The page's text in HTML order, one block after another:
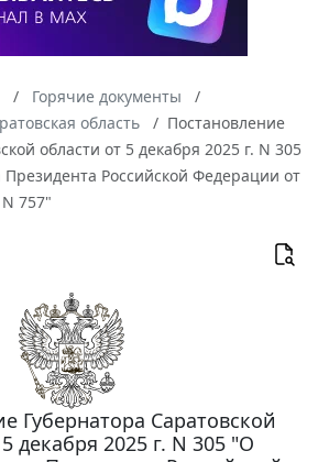
Горячие документы
область
Постановление
области от 5 декабря 2025 г. N 305
Российской Федерации от
757"
Губернатора Саратовской
декабря 2025 г. N 305 "О